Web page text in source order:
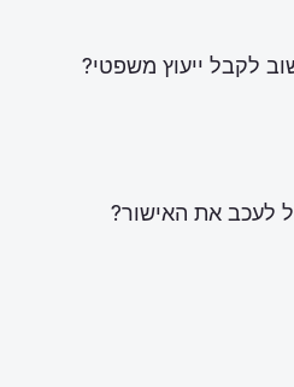
לקבל ייעוץ משפטי?